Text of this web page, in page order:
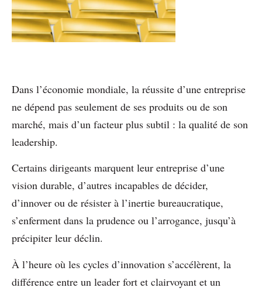
Dans l’économie mondiale, la réussite d’une entreprise
ne dépend pas seulement de ses produits ou de son
marché, mais d’un facteur plus subtil : la qualité de son
leadership.
Certains dirigeants marquent leur entreprise d’une
vision durable, d’autres incapables de décider,
d’innover ou de résister à l’inertie bureaucratique,
s’enferment dans la prudence ou l’arrogance, jusqu’à
précipiter leur déclin.
À l’heure où les cycles d’innovation s’accélèrent, la
différence entre un leader fort et clairvoyant et un